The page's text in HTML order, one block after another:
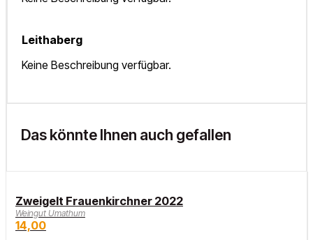
Leithaberg
Keine Beschreibung verfügbar.
Das könnte Ihnen auch gefallen
Zweigelt Frauenkirchner 2022
Weingut Umathum
14,00